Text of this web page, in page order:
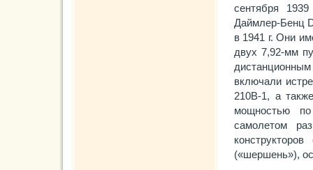
сентября
Даймлер-Бенц
в 1941 г. Они
двух 7,92-мм
включали
210В-1, а
мощностью
самолетом
(«шершень»),